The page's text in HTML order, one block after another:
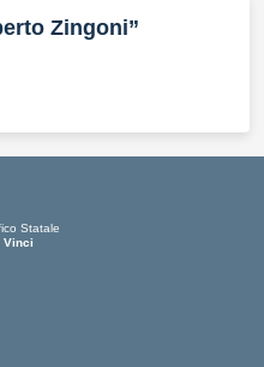
Zingoni”
Statale
Vinci